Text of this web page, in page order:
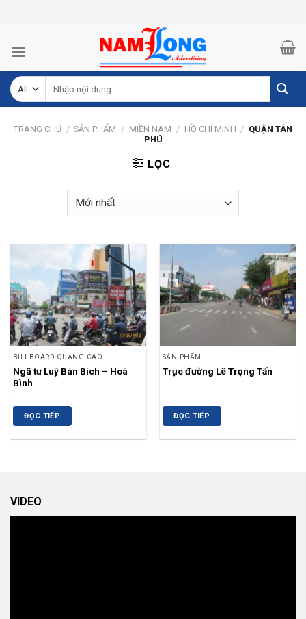
kiếm:
TRANG CHỦ / SẢN PHẨM / MIỀN NAM / HỒ CHÍ MINH / QUẬN TÂN
PHÚ
LỌC
BILLBOARD QUẢNG CÁO
Ngã tư Luỹ Bán Bích – Hoà
Bình
ĐỌC TIẾP
SẢN PHẨM
Trục đường Lê Trọng Tấn
ĐỌC TIẾP
VIDEO